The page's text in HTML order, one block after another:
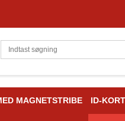
MAGNETSTRIBE ID-